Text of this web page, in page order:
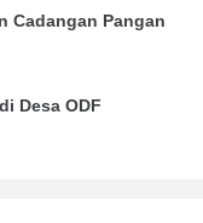
Cadangan Pangan
Desa ODF